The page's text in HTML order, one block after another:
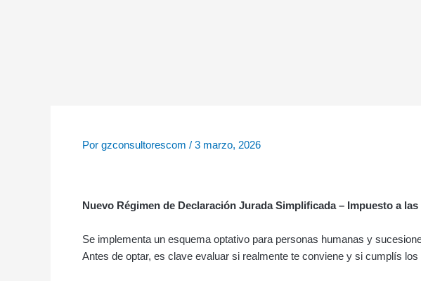
Por gzconsultorescom / 3 marzo, 2026
Nuevo Régimen de Declaración Jurada Simplificada – Impuesto a las
Se implementa un esquema optativo para personas humanas y
Antes de optar, es clave evaluar si realmente te conviene y si cumplís los